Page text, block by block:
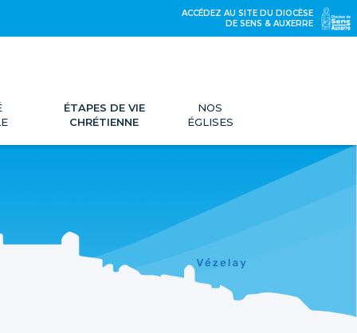
ACCÉDEZ AU SITE DU DIOCÈSE
DE SENS & AUXERRE
ÉTAPES DE VIE
CHRÉTIENNE
NOS
ÉGLISES